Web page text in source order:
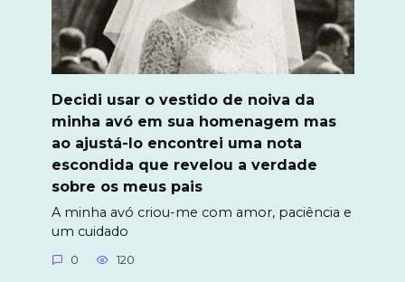
Decidi usar o vestido de noiva da
minha avó em sua homenagem mas
ao ajustá-lo encontrei uma nota
escondida que revelou a verdade
sobre os meus pais
A minha avó criou-me com amor, paciência e
um cuidado
0 120